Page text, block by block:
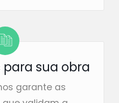
sua obra
garante as